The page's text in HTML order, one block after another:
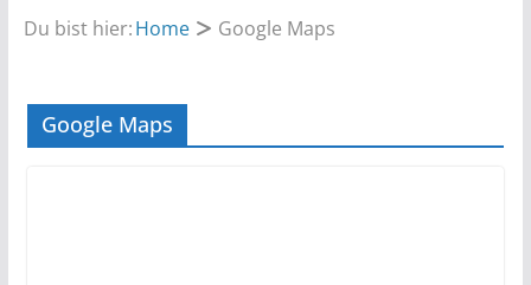
Du bist hier:Home Google Maps
Google Maps